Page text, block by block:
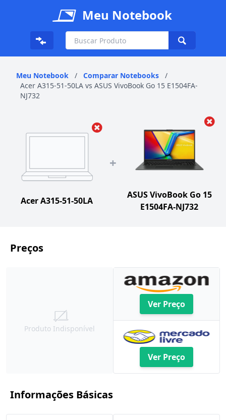
Meu Notebook
Meu Notebook / Comparar Notebooks
/
Acer A315-51-50LA vs ASUS VivoBook Go 15 E1504FA-
NJ732
Acer A315-51-50LA
+
ASUS VivoBook Go 15
E1504FA-NJ732
Preços
Produto Indisponível
Ver Preço
Ver Preço
Informações Básicas